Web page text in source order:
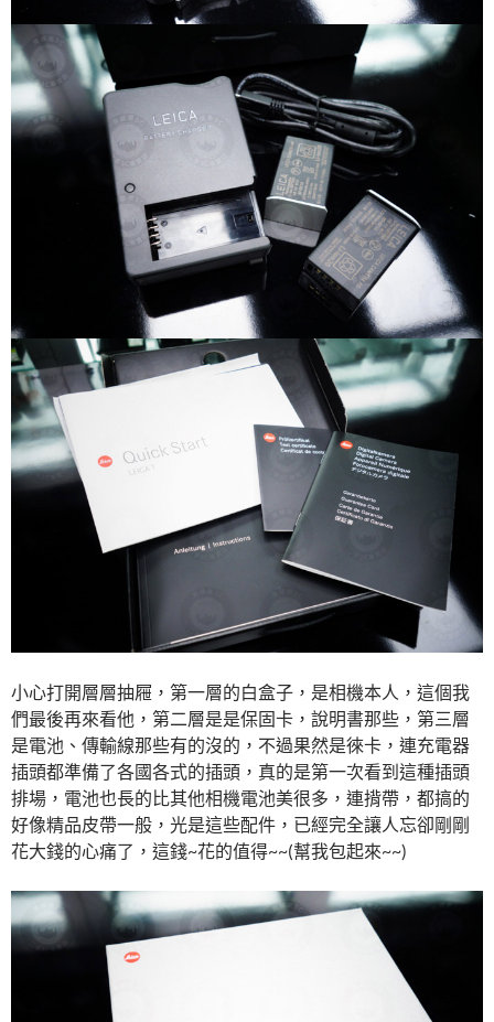
小心打開層層抽屜，第一層的白盒子，是相機本人，這個我
們最後再來看他，第二層是是保固卡，說明書那些，第三層
是電池、傳輸線那些有的沒的，不過果然是徠卡，連充電器
插頭都準備了各國各式的插頭，真的是第一次看到這種插頭
排場，電池也長的比其他相機電池美很多，連揹帶，都搞的
好像精品皮帶一般，光是這些配件，已經完全讓人忘卻剛剛
花大錢的心痛了，這錢~花的值得~~(幫我包起來~~)